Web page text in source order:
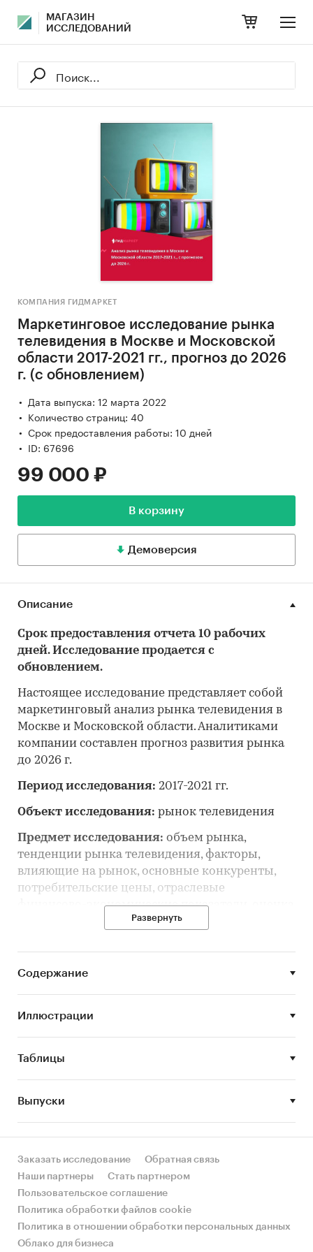
МАГАЗИН
ИССЛЕДОВАНИЙ
КОМПАНИЯ ГИДМАРКЕТ
Маркетинговое исследование рынка
телевидения в Москве и Московской
области 2017-2021 гг., прогноз до 2026
г. (с обновлением)
Дата выпуска: 12 марта 2022
Количество страниц: 40
Срок предоставления работы: 10 дней
ID: 67696
99 000 ₽
В корзину
Демоверсия
Описание
Срок предоставления отчета 10 рабочих
дней. Исследование продается с
обновлением.
Настоящее исследование представляет собой
маркетинговый анализ рынка телевидения в
Москве и Московской области. Аналитиками
компании составлен прогноз развития рынка
до 2026 г.
Период исследования: 2017-2021 гг.
Объект исследования: рынок телевидения
Предмет исследования: объем рынка,
тенденции рынка телевидения, факторы,
влияющие на рынок, основные конкуренты,
потребительские цены, отраслевые
финансово-экономические показатели, оценка
инвестиционной привлекательности, прогноз
развития рынка телевидения
Оценка объема рынка телевидения
STEP-анализ факторов, влияющих на рынок
телевидения
Описание основных конкурентов
развития рынка
Анализ отраслевых показателей финансово-
экономической деятельности
Определение насыщенности рынка и
предполагаемого потенциала рынка
Развернуть
Содержание
Иллюстрации
Таблицы
Выпуски
Заказать исследование
Обратная связь
Наши партнеры
Стать партнером
Пользовательское соглашение
Политика обработки файлов cookie
Политика в отношении обработки персональных данных
Облако для бизнеса